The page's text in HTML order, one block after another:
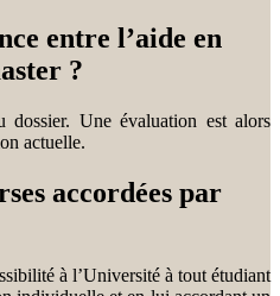
entre l’aide en
?
dossier. Une évaluation est alors
actuelle.
accordées par
à l’Université à tout étudiant